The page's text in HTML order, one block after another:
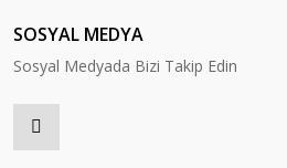
SOSYAL MEDYA
Sosyal Medyada Bizi Takip Edin